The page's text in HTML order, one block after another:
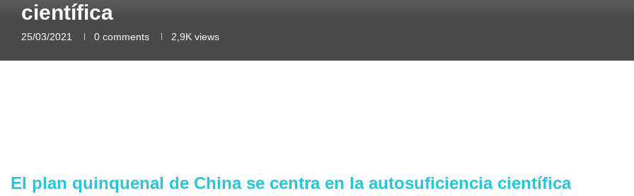
científica
25/03/2021 0 comments 2,9K views
El plan quinquenal de China se centra en la autosuficiencia científica